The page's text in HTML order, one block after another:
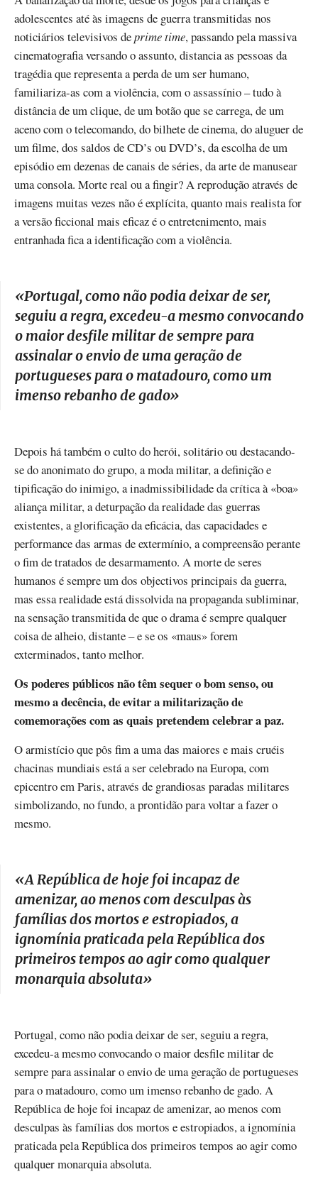
adolescentes até às imagens de guerra transmitidas nos
noticiários televisivos deprime time, passando pela massiva
cinematografia versando o assunto, distancia as pessoas da
tragédia que representa a perda de um ser humano,
familiariza-as com a violência, com o assassínio – tudo à
distância de um clique, de um botão que se carrega, de um
aceno com o telecomando, do bilhete de cinema, do aluguer de
um filme, dos saldos de CD’s ou DVD’s, da escolha de um
episódio em dezenas de canais de séries, da arte de manusear
uma consola. Morte real ou a fingir? A reprodução através de
imagens muitas vezes não é explícita, quanto mais realista for
a versão ficcional mais eficaz é o entretenimento, mais
entranhada fica a identificação com a violência.
«Portugal, como não podia deixar de ser,
seguiu a regra, excedeu-a mesmo convocando
o maior desfile militar de sempre para
assinalar o envio de uma geração de
portugueses para o matadouro, como um
imenso rebanho de gado»
Depois há também o culto do herói, solitário ou destacando-
se do anonimato do grupo, a moda militar, a definição e
tipificação do inimigo, a inadmissibilidade da crítica à «boa»
aliança militar, a deturpação da realidade das guerras
existentes, a glorificação da eficácia, das capacidades e
performance das armas de extermínio, a compreensão perante
o fim de tratados de desarmamento. A morte de seres
humanos é sempre um dos objectivos principais da guerra,
mas essa realidade está dissolvida na propaganda subliminar,
na sensação transmitida de que o drama é sempre qualquer
coisa de alheio, distante – e se os «maus» forem
exterminados, tanto melhor.
Os poderes públicos não têm sequer o bom senso, ou
mesmo a decência, de evitar a militarização de
comemorações com as quais pretendem celebrar a paz.
O armistício que pôs fim a uma das maiores e mais cruéis
chacinas mundiais está a ser celebrado na Europa, com
epicentro em Paris, através de grandiosas paradas militares
simbolizando, no fundo, a prontidão para voltar a fazer o
mesmo.
«A República de hoje foi incapaz de
amenizar, ao menos com desculpas às
famílias dos mortos e estropiados, a
ignomínia praticada pela República dos
primeiros tempos ao agir como qualquer
monarquia absoluta»
Portugal, como não podia deixar de ser, seguiu a regra,
excedeu-a mesmo convocando o maior desfile militar de
sempre para assinalar o envio de uma geração de portugueses
para o matadouro, como um imenso rebanho de gado. A
República de hoje foi incapaz de amenizar, ao menos com
desculpas às famílias dos mortos e estropiados, a ignomínia
praticada pela República dos primeiros tempos ao agir como
qualquer monarquia absoluta.